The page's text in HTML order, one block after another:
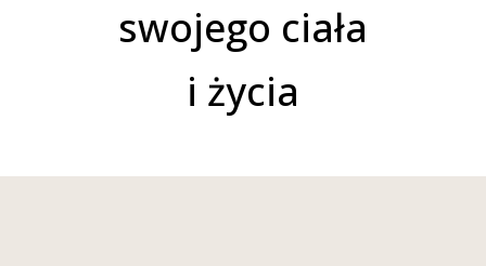
swojego ciała
i życia